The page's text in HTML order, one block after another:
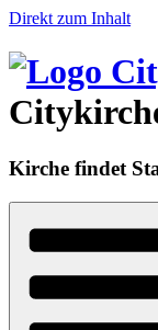
Direkt zum Inhalt
Kirche findet